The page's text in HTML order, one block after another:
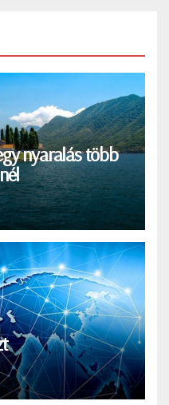
nyaralás több